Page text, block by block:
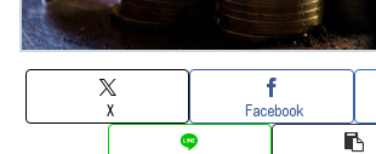
X Facebook